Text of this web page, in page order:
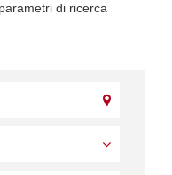
di ricerca